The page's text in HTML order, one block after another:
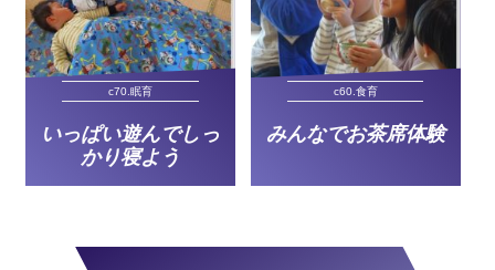
c70.眠育
いっぱい遊んでしっ
かり寝よう
c60.食育
みんなでお茶席体験